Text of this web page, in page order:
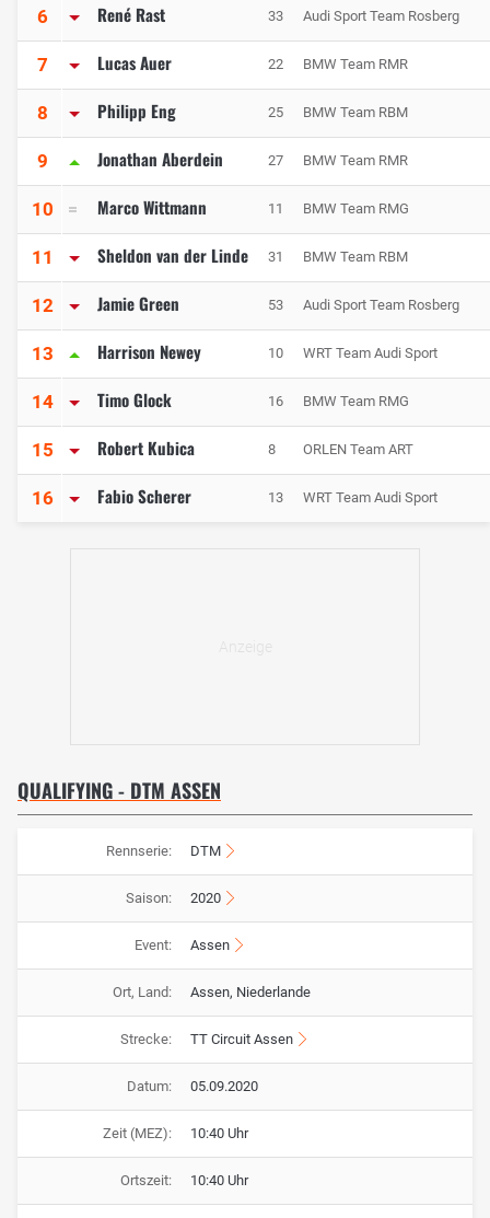
6 René Rast 33 Audi Sport Team Rosberg
7 Lucas Auer 22 BMW Team RMR
8 Philipp Eng 25 BMW Team RBM
9 Jonathan Aberdein 27 BMW Team RMR
10 Marco Wittmann 11 BMW Team RMG
11 Sheldon van der Linde 31 BMW Team RBM
12 Jamie Green 53 Audi Sport Team Rosberg
13 Harrison Newey 10 WRT Team Audi Sport
14 Timo Glock 16 BMW Team RMG
15 Robert Kubica 8 ORLEN Team ART
16 Fabio Scherer 13 WRT Team Audi Sport
QUALIFYING - DTM ASSEN
Rennserie: DTM
Saison: 2020
Event: Assen
Ort, Land: Assen, Niederlande
Strecke: TT Circuit Assen
Datum: 05.09.2020
Zeit (MEZ): 10:40 Uhr
Ortszeit: 10:40 Uhr